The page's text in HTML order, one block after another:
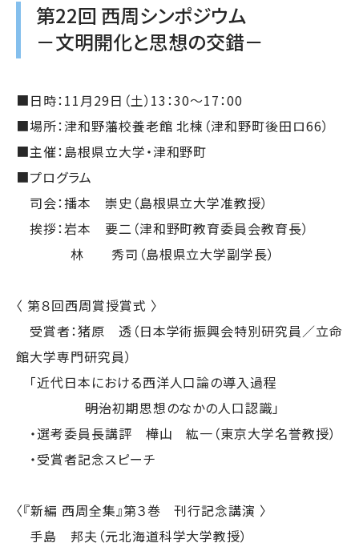
第22回 西周シンポジウム
－文明開化と思想の交錯－
■日時：11月29日（土）13：30～17：00
■場所：津和野藩校養老館 北棟（津和野町後田ロ66）
■主催：島根県立大学・津和野町
■プログラム
司会：播本 崇史（島根県立大学准教授）
挨拶：岩本 要二（津和野町教育委員会教育長）
林 秀司（島根県立大学副学長）
〈 第８回西周賞授賞式 〉
受賞者：猪原 透（日本学術振興会特別研究員／立命
館大学専門研究員）
「近代日本における西洋人口論の導入過程
――明治初期思想のなかの人口認識」
・選考委員長講評 樺山 紘一（東京大学名誉教授）
・受賞者記念スピーチ
〈『新編 西周全集』第３巻 刊行記念講演 〉
手島 邦夫（元北海道科学大学教授）